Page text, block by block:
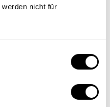
nicht für